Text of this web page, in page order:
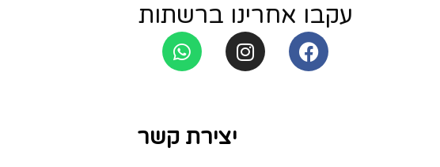
עקבו אחרינו ברשתות
יצירת קשר